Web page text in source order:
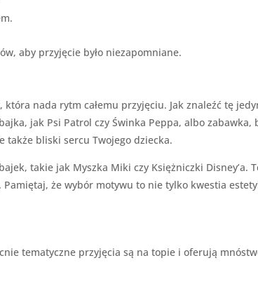
aby przyjęcie było niezapomniane.
nada rytm całemu przyjęciu. Jak znaleźć tę
jak Psi Patrol czy Świnka Peppa, albo zabawka,
także bliski sercu Twojego dziecka.
takie jak Myszka Miki czy Księżniczki Disney’a.
że wybór motywu to nie tylko kwestia
tematyczne przyjęcia są na topie i oferują